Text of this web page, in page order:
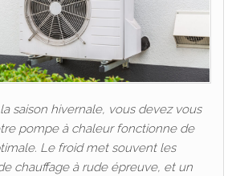
saison hivernale, vous devez vous
pompe à chaleur fonctionne de
Le froid met souvent les
chauffage à rude épreuve, et un